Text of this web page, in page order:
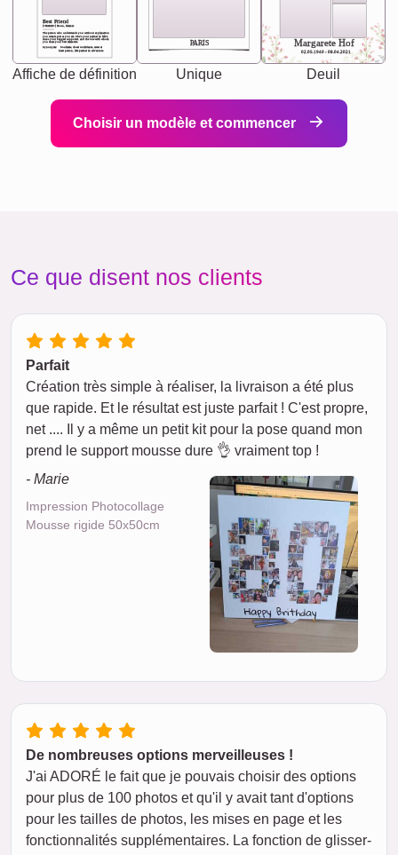
Best Friend
[<NAME>] Noun, feminie
Synonyms: Soulmate, closet confidante, sister at
heart person, life partner in adventure.
The person who understands you without explanation
you accepts just as you are. She's your partner in life's,
chaos your biggest supporter, and the one with whom
you share your best memories.
Affiche de définition
PARIS
Unique
Margarete Hof
02.05.1940 - 08.04.2021
Deuil
Choisir un modèle et commencer
Ce que disent nos clients
Parfait
Création très simple à réaliser, la livraison a été plus
que rapide. Et le résultat est juste parfait ! C'est propre,
net .... Il y a même un petit kit pour la pose quand mon
prend le support mousse dure 👌 vraiment top !
- Marie
Impression Photocollage
Mousse rigide 50x50cm
De nombreuses options merveilleuses !
J'ai ADORÉ le fait que je pouvais choisir des options
pour plus de 100 photos et qu'il y avait tant d'options
pour les tailles de photos, les mises en page et les
fonctionnalités supplémentaires. La fonction de glisser-